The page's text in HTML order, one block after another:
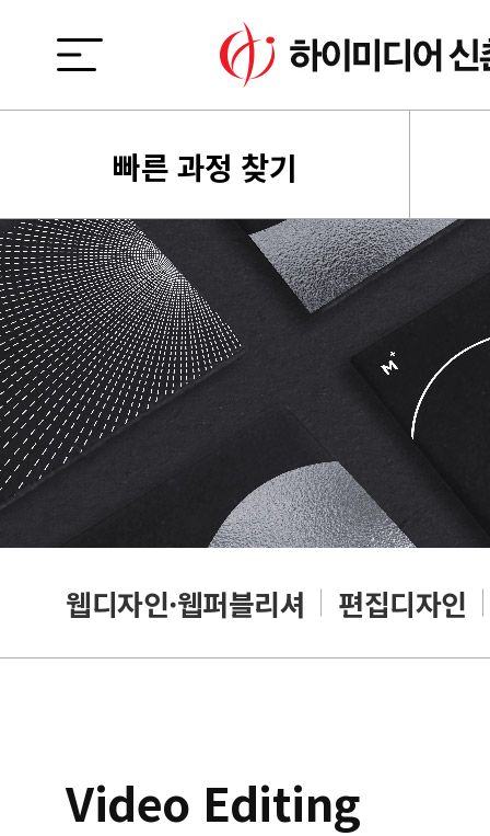
빠른 과정 찾기
웹디자인·웹퍼블리셔 편집디자인
Video Editing